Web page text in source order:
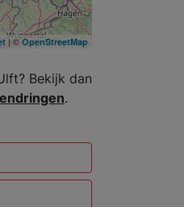
| ©OpenStreetMap
Bekijk dan
.